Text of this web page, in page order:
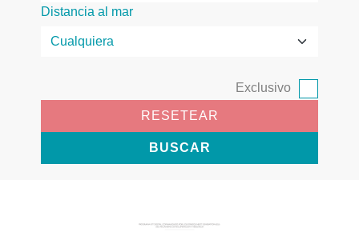
Distancia al mar
Exclusivo
RESETEAR
BUSCAR